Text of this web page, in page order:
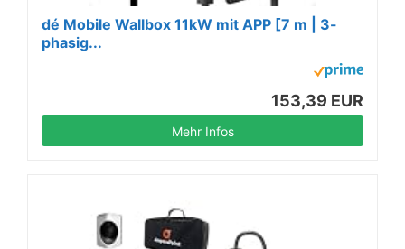
dé Mobile Wallbox 11kW mit APP [7 m | 3-
phasig...
153,39 EUR
Mehr Infos